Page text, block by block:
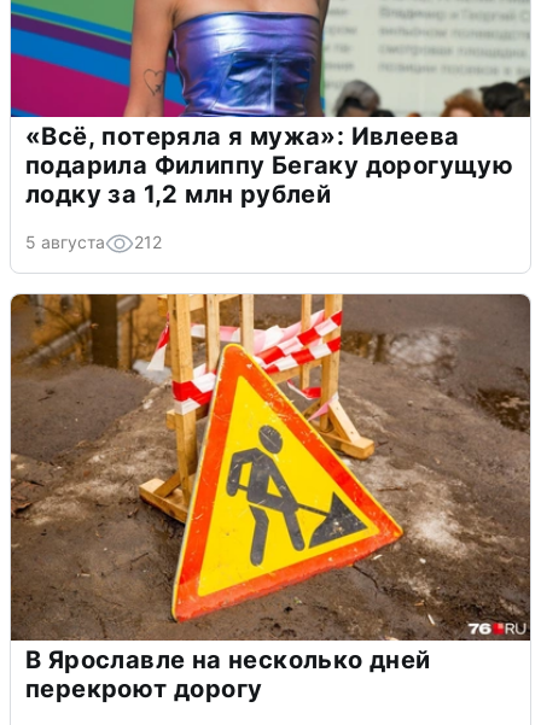
«Всё, потеряла я мужа»: Ивлеева
подарила Филиппу Бегаку дорогущую
лодку за 1,2 млн рублей
5 августа 212
В Ярославле на несколько дней
перекроют дорогу